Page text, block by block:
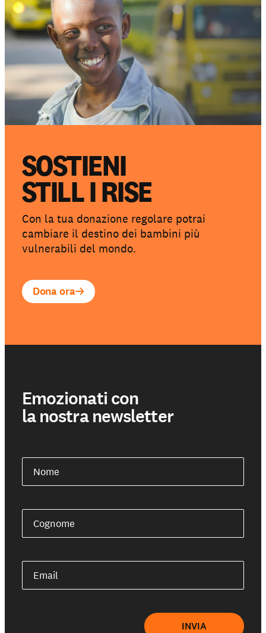
SOSTIENI
STILL I RISE
Con la tua donazione regolare potrai
cambiare il destino dei bambini più
vulnerabili del mondo.
Dona ora
Emozionati con
la nostra newsletter
Nome
Cognome
Email
INVIA